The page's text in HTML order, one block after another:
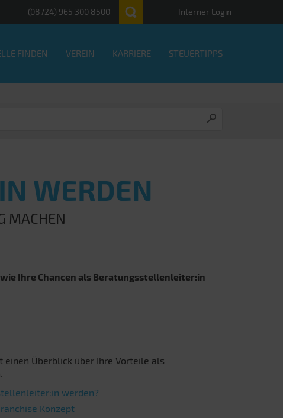
(08724) 965 300 8500 Interner Login
FINDEN VEREIN KARRIERE STEUERTIPPS
WERDEN
MACHEN
Ihre Chancen als Beratungsstellenleiter:in
einen Überblick über Ihre Vorteile als
werden?
Konzept